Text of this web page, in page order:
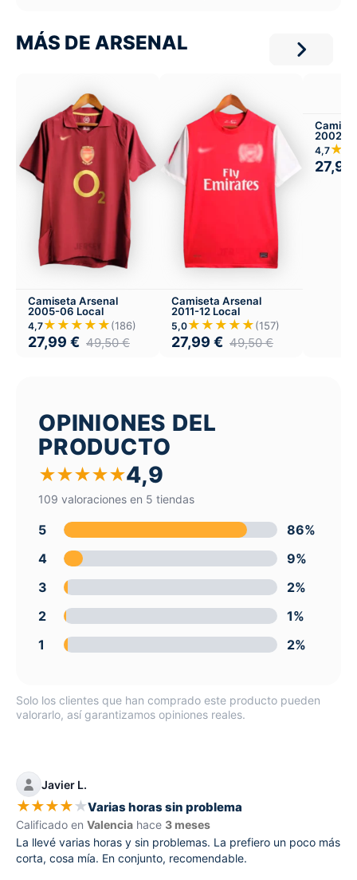
MÁS DE ARSENAL
Camiseta Arsenal
2005-06 Local
4,7★★★★★(186)
27,99 € 49,50€
Camiseta Arsenal
2011-12 Local
5,0★★★★★(157)
27,99 € 49,50€
2002-
4,7
27,99
OPINIONES DEL
PRODUCTO
★★★★★4,9
109 valoraciones en 5 tiendas
5
86%
4
9%
3
2%
2
1%
1
2%
Solo los clientes que han comprado este producto pueden
valorarlo, así garantizamos opiniones reales.
Javier L.
★★★★★Varias horas sin problema
Calificado en Valencia hace 3 meses
La llevé varias horas y sin problemas. La prefiero un poco más
corta, cosa mía. En conjunto, recomendable.